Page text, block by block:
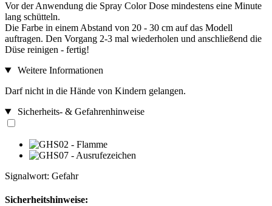
Vor der Anwendung die Spray Color Dose mindestens eine Minute
lang schütteln.
Die Farbe in einem Abstand von 20 - 30 cm auf das Modell
auftragen. Den Vorgang 2-3 mal wiederholen und anschließend die
Düse reinigen - fertig!
Weitere Informationen
Darf nicht in die Hände von Kindern gelangen.
Sicherheits- & Gefahrenhinweise
Signalwort: Gefahr
Sicherheitshinweise: